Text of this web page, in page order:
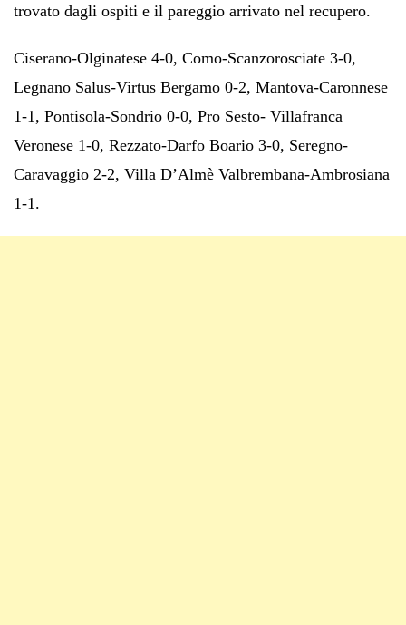
trovato dagli ospiti e il pareggio arrivato nel recupero.
Ciserano-Olginatese 4-0, Como-Scanzorosciate 3-0,
Legnano Salus-Virtus Bergamo 0-2, Mantova-Caronnese
1-1, Pontisola-Sondrio 0-0, Pro Sesto- Villafranca
Veronese 1-0, Rezzato-Darfo Boario 3-0, Seregno-
Caravaggio 2-2, Villa D’Almè Valbrembana-Ambrosiana
1-1.